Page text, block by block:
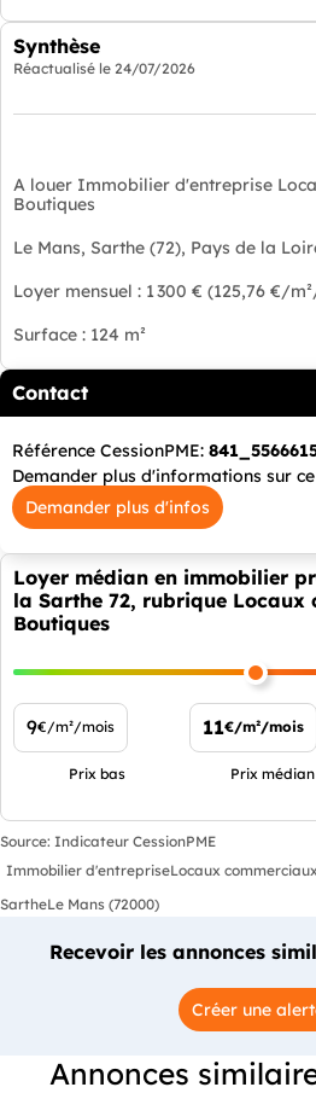
Synthèse
Réactualisé le 24/07/2026
A louer Immobilier d'entreprise
Boutiques
Le Mans, Sarthe (72), Pays de la
Loyer mensuel : 1 300 € (125,76 €/
Surface : 124 m²
Contact
Référence CessionPME:
Demander plus d'informations sur
Demander plus d'infos
Loyer médian en immobilier
la Sarthe 72, rubrique Locaux
Boutiques
9€/m²/mois
Prix bas
11€/m²/mois
Prix médian
Source: Indicateur CessionPME
Immobilier d'entrepriseLocaux
SartheLe Mans (72000)
Recevoir les annonces
Créer une
Annonces